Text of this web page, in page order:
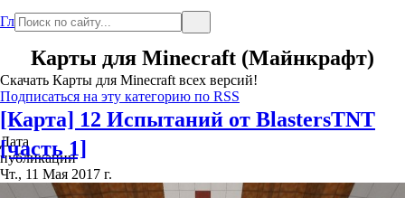
Главная
Карты для Minecraft (Майнкрафт)
Скачать Карты для Minecraft всех версий!
Подписаться на эту категорию по RSS
[Карта] 12 Испытаний от BlastersTNT
[часть 1]
Дата
публикации
Чт., 11 Мая 2017 г.